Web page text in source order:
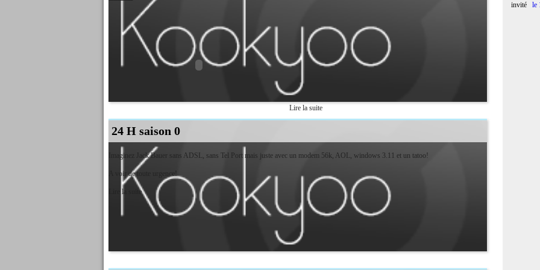
Lire la suite
24 H saison 0
Imaginez Jack Bauer sans ADSL, sans Tel Port mais juste avec un modem 56k, AOL, windows 3.11 et un tatoo!
A voir de toute urgence!
Lire la suite
invité
le